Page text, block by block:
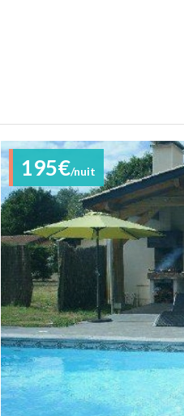
195€/nuit